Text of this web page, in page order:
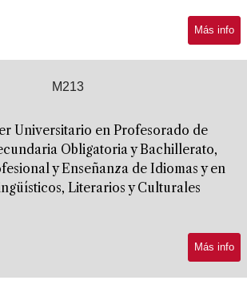
Más info
M213
Universitario en Profesorado de
Obligatoria y Bachillerato,
y Enseñanza de Idiomas y en
Literarios y Culturales
Más info